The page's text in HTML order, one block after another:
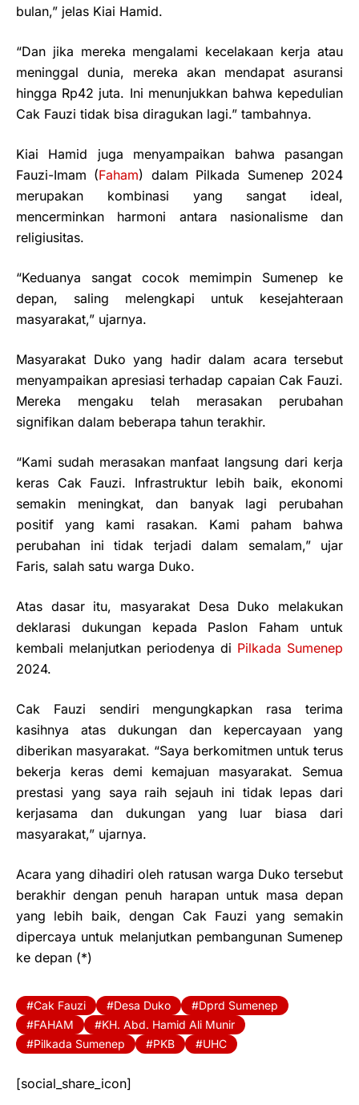
bulan,” jelas Kiai Hamid.
“Dan jika mereka mengalami kecelakaan kerja atau
meninggal dunia, mereka akan mendapat asuransi
hingga Rp42 juta. Ini menunjukkan bahwa kepedulian
Cak Fauzi tidak bisa diragukan lagi.” tambahnya.
Kiai Hamid juga menyampaikan bahwa pasangan
Fauzi-Imam (Faham) dalam Pilkada Sumenep 2024
merupakan kombinasi yang sangat ideal,
mencerminkan harmoni antara nasionalisme dan
religiusitas.
“Keduanya sangat cocok memimpin Sumenep ke
depan, saling melengkapi untuk kesejahteraan
masyarakat,” ujarnya.
Masyarakat Duko yang hadir dalam acara tersebut
menyampaikan apresiasi terhadap capaian Cak Fauzi.
Mereka mengaku telah merasakan perubahan
signifikan dalam beberapa tahun terakhir.
“Kami sudah merasakan manfaat langsung dari kerja
keras Cak Fauzi. Infrastruktur lebih baik, ekonomi
semakin meningkat, dan banyak lagi perubahan
positif yang kami rasakan. Kami paham bahwa
perubahan ini tidak terjadi dalam semalam,” ujar
Faris, salah satu warga Duko.
Atas dasar itu, masyarakat Desa Duko melakukan
deklarasi dukungan kepada Paslon Faham untuk
kembali melanjutkan periodenya di Pilkada Sumenep
2024.
Cak Fauzi sendiri mengungkapkan rasa terima
kasihnya atas dukungan dan kepercayaan yang
diberikan masyarakat. “Saya berkomitmen untuk terus
bekerja keras demi kemajuan masyarakat. Semua
prestasi yang saya raih sejauh ini tidak lepas dari
kerjasama dan dukungan yang luar biasa dari
masyarakat,” ujarnya.
Acara yang dihadiri oleh ratusan warga Duko tersebut
berakhir dengan penuh harapan untuk masa depan
yang lebih baik, dengan Cak Fauzi yang semakin
dipercaya untuk melanjutkan pembangunan Sumenep
ke depan (*)
Cak Fauzi Desa Duko
Dprd Sumenep
FAHAM
KH. Abd. Hamid Ali Munir
Pilkada Sumenep
PKB UHC
[social_share_icon]